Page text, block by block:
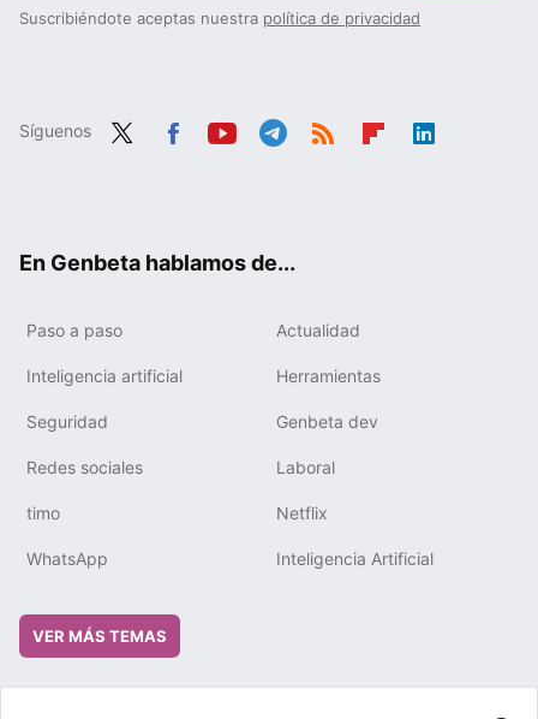
Suscribiéndote aceptas nuestra política de privacidad
Síguenos
En Genbeta hablamos de...
Paso a paso Actualidad
Inteligencia artificial Herramientas
Seguridad Genbeta dev
Redes sociales Laboral
timo Netflix
WhatsApp Inteligencia Artificial
VER MÁS TEMAS